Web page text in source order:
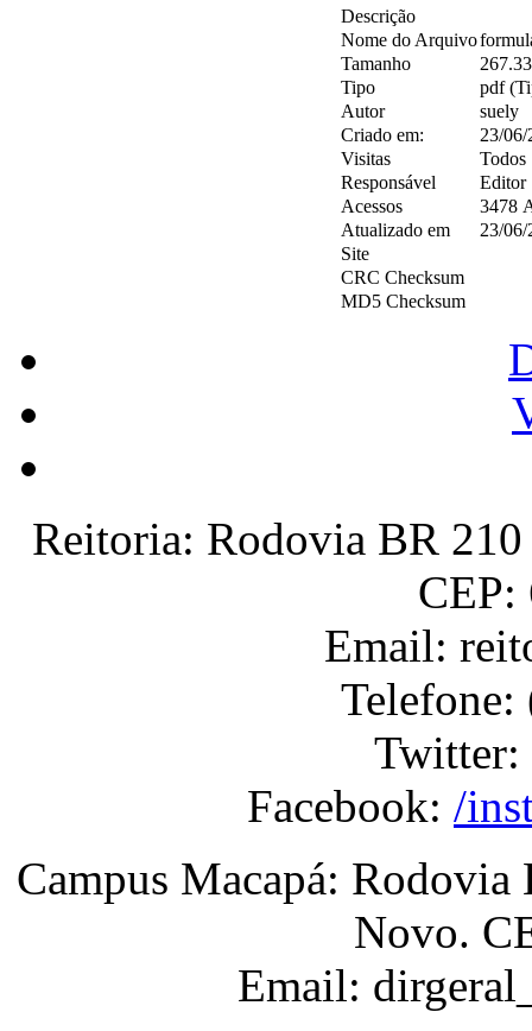
Descrição
Nome do Arquivo
Tamanho
Tipo
pdf
Autor
suely
Criado em:
23/06/
Visitas
Todos
Responsável
Editor
Acessos
3478
Atualizado em
23/06/
Site
CRC Checksum
MD5 Checksum
Reitoria: Rodovia BR
CEP:
Email:
Twitter:
Facebook: /
Campus Macapá:
Novo.
Email: